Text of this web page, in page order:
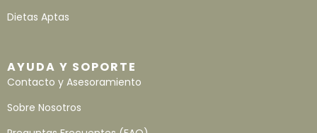
Dietas Aptas
AYUDA Y SOPORTE
Contacto y Asesoramiento
Sobre Nosotros